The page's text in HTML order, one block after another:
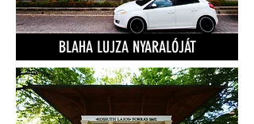
BLAHA LUJZA NYARALÓJÁT